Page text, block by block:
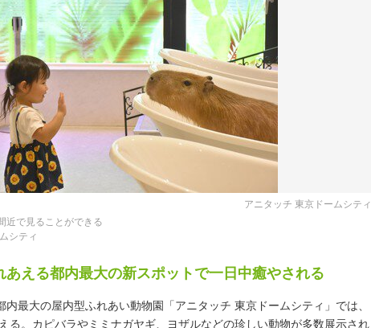
アニタッチ 東京ドームシティ
近で見ることができる
シティ
える都内最大の新スポットで一日中癒やされる
最大の屋内型ふれあい動物園「アニタッチ 東京ドームシティ」では、
る。カピバラやミミナガヤギ、ヨザルなどの珍しい動物が多数展示され